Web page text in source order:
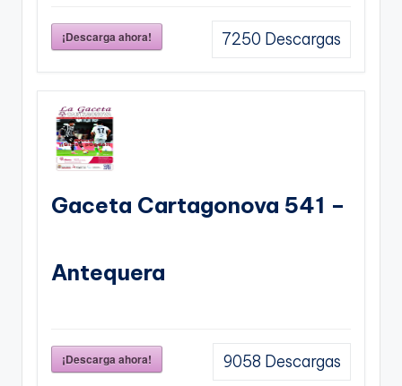
¡Descarga ahora! 7250 Descargas
Gaceta Cartagonova 541 –
Antequera
¡Descarga ahora! 9058 Descargas